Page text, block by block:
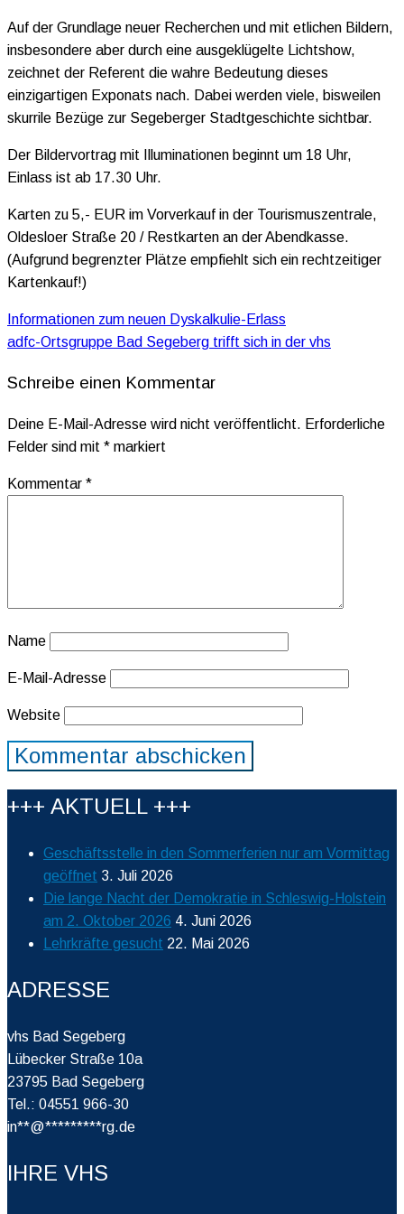
Auf der Grundlage neuer Recherchen und mit etlichen Bildern,
insbesondere aber durch eine ausgeklügelte Lichtshow,
zeichnet der Referent die wahre Bedeutung dieses
einzigartigen Exponats nach. Dabei werden viele, bisweilen
skurrile Bezüge zur Segeberger Stadtgeschichte sichtbar.
Der Bildervortrag mit Illuminationen beginnt um 18 Uhr,
Einlass ist ab 17.30 Uhr.
Karten zu 5,- EUR im Vorverkauf in der Tourismuszentrale,
Oldesloer Straße 20 / Restkarten an der Abendkasse.
(Aufgrund begrenzter Plätze empfiehlt sich ein rechtzeitiger
Kartenkauf!)
Beitragsnavigation
Informationen zum neuen Dyskalkulie-Erlass
adfc-Ortsgruppe Bad Segeberg trifft sich in der vhs
Schreibe einen Kommentar
Deine E-Mail-Adresse wird nicht veröffentlicht. Erforderliche
Felder sind mit * markiert
Kommentar *
Name
E-Mail-Adresse
Website
+++ AKTUELL +++
Geschäftsstelle in den Sommerferien nur am Vormittag
geöffnet 3. Juli 2026
Die lange Nacht der Demokratie in Schleswig-Holstein
am 2. Oktober 2026 4. Juni 2026
Lehrkräfte gesucht 22. Mai 2026
ADRESSE
vhs Bad Segeberg
Lübecker Straße 10a
23795 Bad Segeberg
Tel.: 04551 966-30
in**@*********rg.de
IHRE VHS